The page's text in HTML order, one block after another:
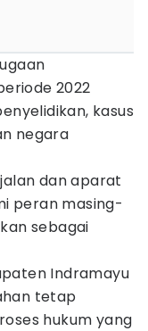
2022
kasus
negara
dan aparat
peran masing-
sebagai
Indramayu
tetap
hukum yang